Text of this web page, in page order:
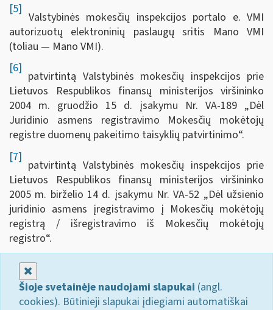
[5]
Valstybinės mokesčių inspekcijos portalo e. VMI
autorizuotų elektroninių paslaugų sritis Mano VMI
(toliau — Mano VMI).
[6]
patvirtintą Valstybinės mokesčių inspekcijos prie
Lietuvos Respublikos finansų ministerijos viršininko
2004 m. gruodžio 15 d. įsakymu Nr. VA-189 „Dėl
Juridinio asmens registravimo Mokesčių mokėtojų
registre duomenų pakeitimo taisyklių patvirtinimo“.
[7]
patvirtintą Valstybinės mokesčių inspekcijos prie
Lietuvos Respublikos finansų ministerijos viršininko
2005 m. birželio 14 d. įsakymu Nr. VA-52 „Dėl užsienio
juridinio asmens įregistravimo į Mokesčių mokėtojų
registrą / išregistravimo iš Mokesčių mokėtojų
registro“.
Šioje svetainėje naudojami slapukai (angl.
cookies). Būtinieji slapukai įdiegiami automatiškai